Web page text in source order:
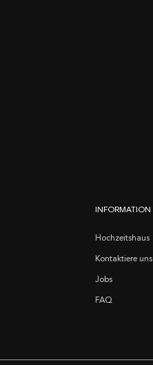
INFORMATION
Hochzeitshaus
Kontaktiere uns
Jobs
FAQ